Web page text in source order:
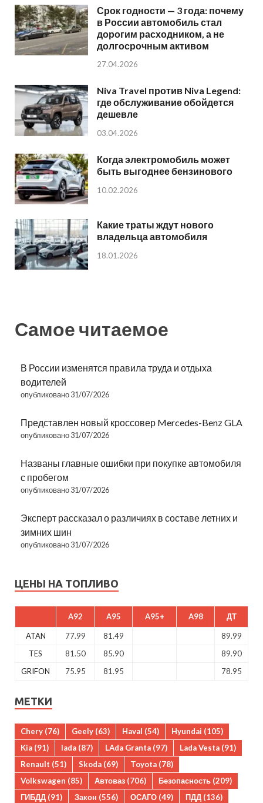
Срок годности — 3 года: почему
в России автомобиль стал
дорогим расходником, а не
долгосрочным активом
27.04.2026
Niva Travel против Niva Legend:
где обслуживание обойдется
дешевле
03.04.2026
Когда электромобиль может
быть выгоднее бензинового
10.02.2026
Какие траты ждут нового
владельца автомобиля
18.01.2026
Самое читаемое
В России изменятся правила труда и отдыха
водителей
опубликовано 31/07/2026
Представлен новый кроссовер Mercedes-Benz GLA
опубликовано 31/07/2026
Названы главные ошибки при покупке автомобиля
с пробегом
опубликовано 31/07/2026
Эксперт рассказал о различиях в составе летних и
зимних шин
опубликовано 31/07/2026
ЦЕНЫ НА ТОПЛИВО
A92 A95 A95+ A98 ДТ
ATAN 77.99 81.49
89.99
TES
81.50 85.90
89.90
GRIFON
75.95 81.95 78.95
МЕТКИ
Chery (76) Geely (63) Haval (54) Hyundai (105)
Kia (91) lada (87) LAda Granta (97) Lada Vesta (91)
Renault (51) Skoda (69) Toyota (78)
Volkswagen (85) Автоваз (706) Безопасность (209)
ГИБДД (91) Закон (556) ОСАГО (49) ПДД (136)